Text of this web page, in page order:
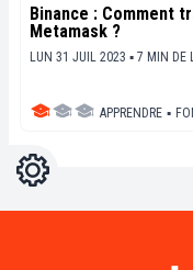
Binance : Comment
Metamask ?
LUN 31 JUIL 2023 ▪ 7 MIN DE
APPRENDRE ▪
Réglages